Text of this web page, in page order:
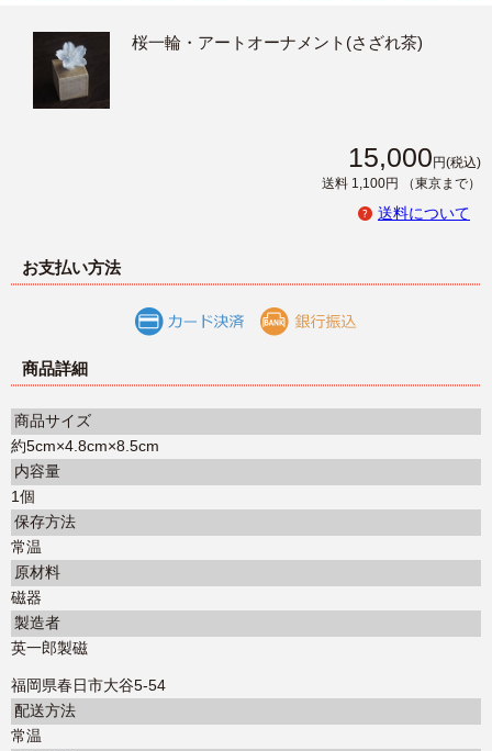
桜一輪・アートオーナメント(さざれ茶)
15,000 円(税込)
送料 1,100円
（東京まで）
送料について
お支払い方法
商品詳細
商品サイズ
約5cm×4.8cm×8.5cm
内容量
1個
保存方法
常温
原材料
磁器
製造者
英一郎製磁
福岡県春日市大谷5-54
配送方法
常温